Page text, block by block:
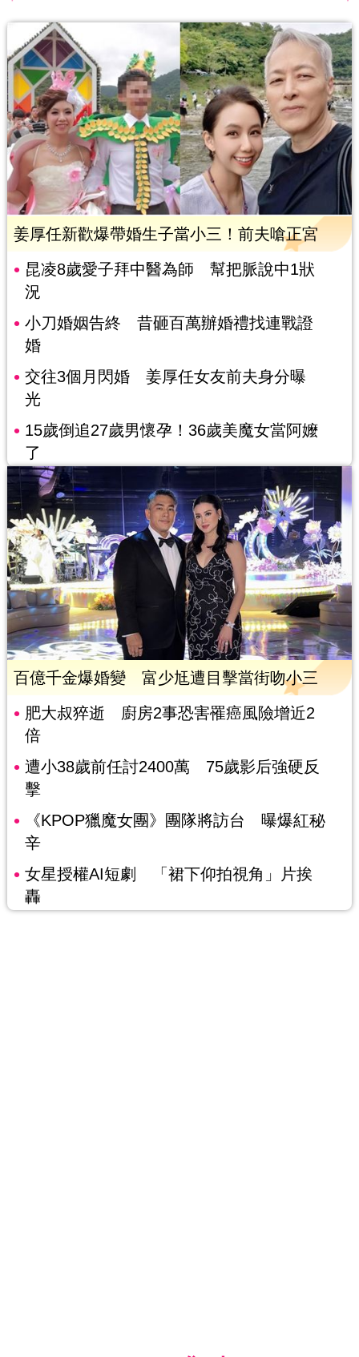
姜厚任新歡爆帶婚生子當小三！前夫嗆正宮
昆凌8歲愛子拜中醫為師 幫把脈說中1狀
況
小刀婚姻告終 昔砸百萬辦婚禮找連戰證
婚
交往3個月閃婚 姜厚任女友前夫身分曝
光
15歲倒追27歲男懷孕！36歲美魔女當阿嬤
了
百億千金爆婚變 富少尪遭目擊當街吻小三
肥大叔猝逝 廚房2事恐害罹癌風險增近2
倍
遭小38歲前任討2400萬 75歲影后強硬反
擊
《KPOP獵魔女團》團隊將訪台 曝爆紅秘
辛
女星授權AI短劇 「裙下仰拍視角」片挨
轟